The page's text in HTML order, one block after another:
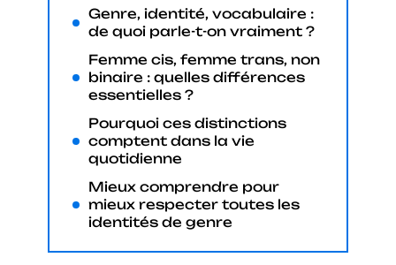
Genre, identité, vocabulaire :
de quoi parle-t-on vraiment ?
Femme cis, femme trans, non
binaire : quelles différences
essentielles ?
Pourquoi ces distinctions
comptent dans la vie
quotidienne
Mieux comprendre pour
mieux respecter toutes les
identités de genre